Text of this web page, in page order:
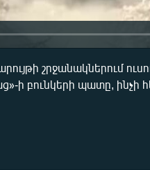
շրջանակներում
ի բունկերի պատը, ինչի